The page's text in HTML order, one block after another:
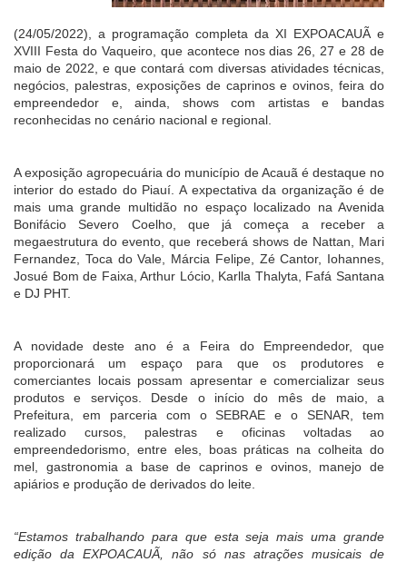
(24/05/2022), a programação completa da XI EXPOACAUÃ e
XVIII Festa do Vaqueiro, que acontece nos dias 26, 27 e 28 de
maio de 2022, e que contará com diversas atividades técnicas,
negócios, palestras, exposições de caprinos e ovinos, feira do
empreendedor e, ainda, shows com artistas e bandas
reconhecidas no cenário nacional e regional.
A exposição agropecuária do município de Acauã é destaque no
interior do estado do Piauí. A expectativa da organização é de
mais uma grande multidão no espaço localizado na Avenida
Bonifácio Severo Coelho, que já começa a receber a
megaestrutura do evento, que receberá shows de Nattan, Mari
Fernandez, Toca do Vale, Márcia Felipe, Zé Cantor, Iohannes,
Josué Bom de Faixa, Arthur Lócio, Karlla Thalyta, Fafá Santana
e DJ PHT.
A novidade deste ano é a Feira do Empreendedor, que
proporcionará um espaço para que os produtores e
comerciantes locais possam apresentar e comercializar seus
produtos e serviços. Desde o início do mês de maio, a
Prefeitura, em parceria com o SEBRAE e o SENAR, tem
realizado cursos, palestras e oficinas voltadas ao
empreendedorismo, entre eles, boas práticas na colheita do
mel, gastronomia a base de caprinos e ovinos, manejo de
apiários e produção de derivados do leite.
“Estamos trabalhando para que esta seja mais uma grande
edição da EXPOACAUÃ, não só nas atrações musicais de